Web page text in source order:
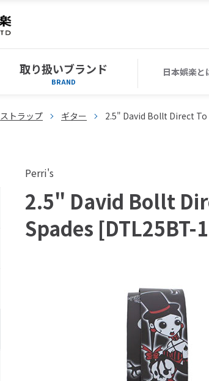
取り扱いブランド
BRAND
日本娯楽と
ストラップ ギター 2.5" David Bollt Direct
Perri's
2.5" David Bollt
Spades [DTL25BT-